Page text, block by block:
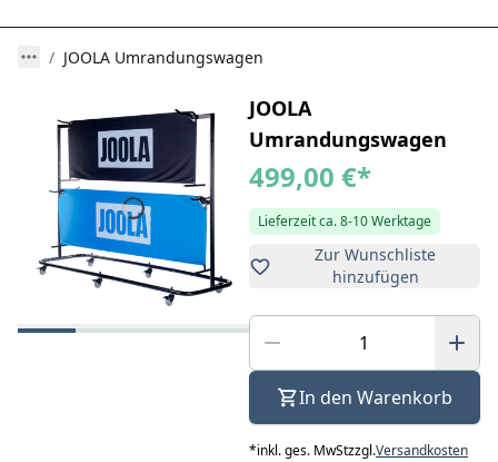
JOOLA Umrandungswagen
JOOLA
Umrandungswagen
499,00 €*
Lieferzeit ca. 8-10 Werktage
Zur Wunschliste
hinzufügen
In den Warenkorb
*inkl. ges. MwStzzgl.Versandkosten